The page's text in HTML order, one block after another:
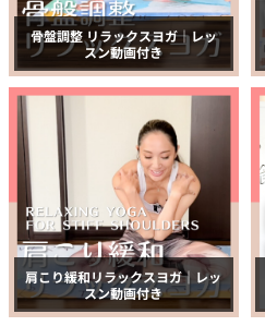
骨盤調整 リラックスヨガ｜レッ
スン動画付き
肩こり緩和リラックスヨガ｜レッ
スン動画付き